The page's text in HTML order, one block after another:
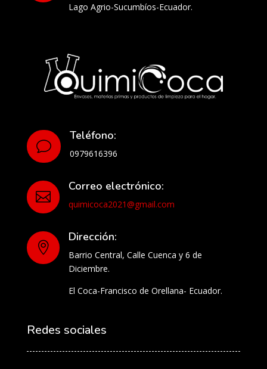
Lago Agrio-Sucumbíos-Ecuador.
v
Teléfono:
0979616396

Correo electrónico:
quimicoca2021@gmail.com

Dirección:
Barrio Central, Calle Cuenca y 6 de
Diciembre.
El Coca-Francisco de Orellana- Ecuador.
Redes sociales